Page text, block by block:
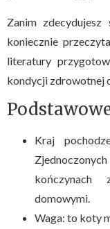
Zanim
koniecznie
literatury
kondycji zdrowotnej
Kraj
kończynach
domowymi.
Waga: to koty